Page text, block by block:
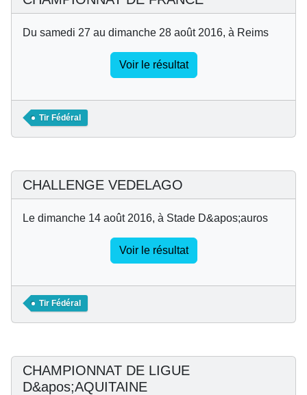
Du samedi 27 au dimanche 28 août 2016, à Reims
Voir le résultat
Tir Fédéral
CHALLENGE VEDELAGO
Le dimanche 14 août 2016, à Stade D&apos;auros
Voir le résultat
Tir Fédéral
CHAMPIONNAT DE LIGUE
D&apos;AQUITAINE